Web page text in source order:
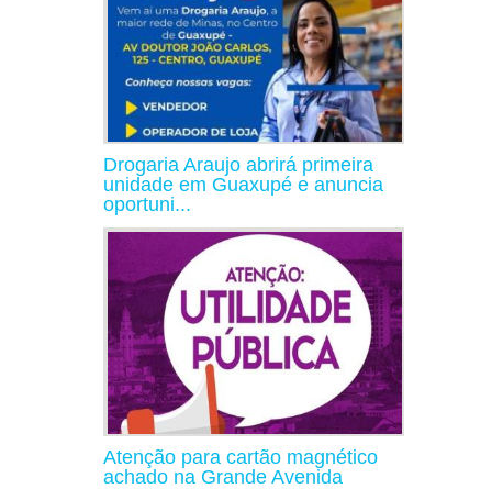
Drogaria Araujo abrirá primeira
unidade em Guaxupé e anuncia
oportuni...
Atenção para cartão magnético
achado na Grande Avenida